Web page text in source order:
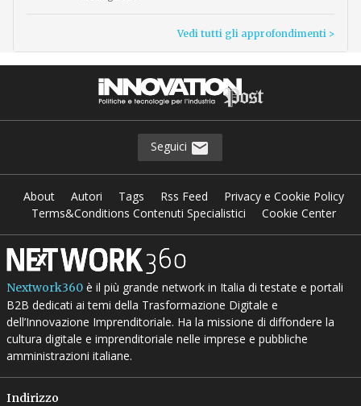
Vedi tutti gli approfondimenti >
Seguici
About Autori Tags Rss Feed
Privacy e Cookie Policy
Terms&Conditions Contenuti Specialistici
Cookie Center
Nextwork360è il più grande network in Italia di testate e portali
B2B dedicati ai temi della Trasformazione Digitale e
dell’Innovazione Imprenditoriale. Ha la missione di diffondere la
cultura digitale e imprenditoriale nelle imprese e pubbliche
amministrazioni italiane.
Indirizzo